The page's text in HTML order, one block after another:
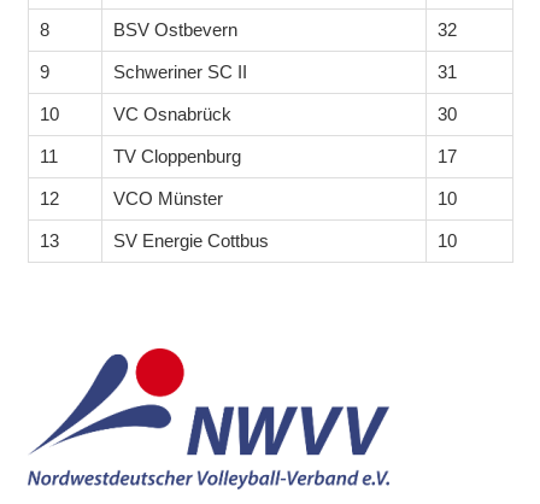
8 BSV Ostbevern 32
9 Schweriner SC II 31
10 VC Osnabrück 30
11 TV Cloppenburg 17
12 VCO Münster 10
13 SV Energie Cottbus 10